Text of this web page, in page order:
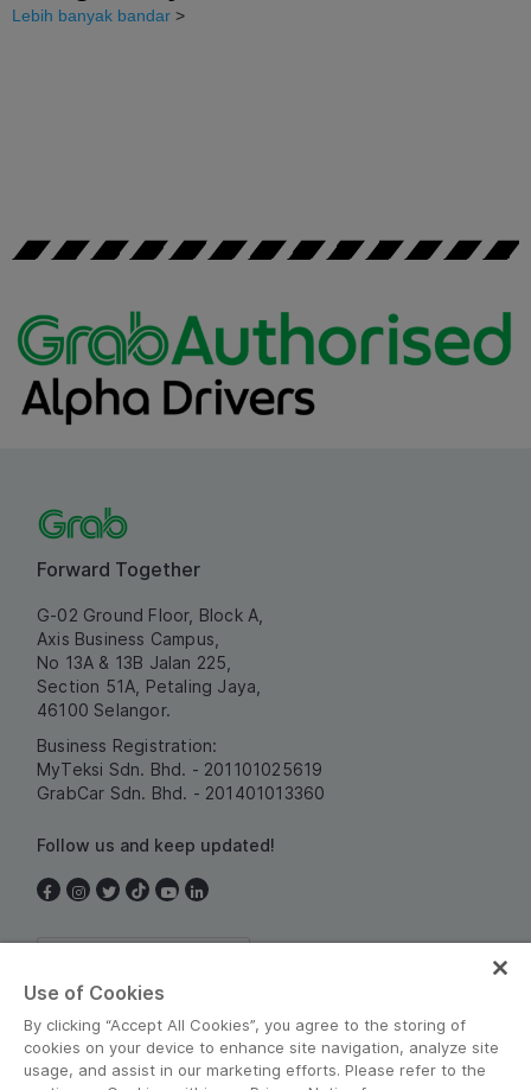
Lebih banyak bandar >
Forward Together
G-02 Ground Floor, Block A,
Axis Business Campus,
No 13A & 13B Jalan 225,
Section 51A, Petaling Jaya,
46100 Selangor.
Business Registration:
MyTeksi Sdn. Bhd. - 201101025619
GrabCar Sdn. Bhd. - 201401013360
Follow us and keep updated!
Use of Cookies
By clicking “Accept All Cookies”, you agree to the storing of
cookies on your device to enhance site navigation, analyze site
usage, and assist in our marketing efforts. Please refer to the